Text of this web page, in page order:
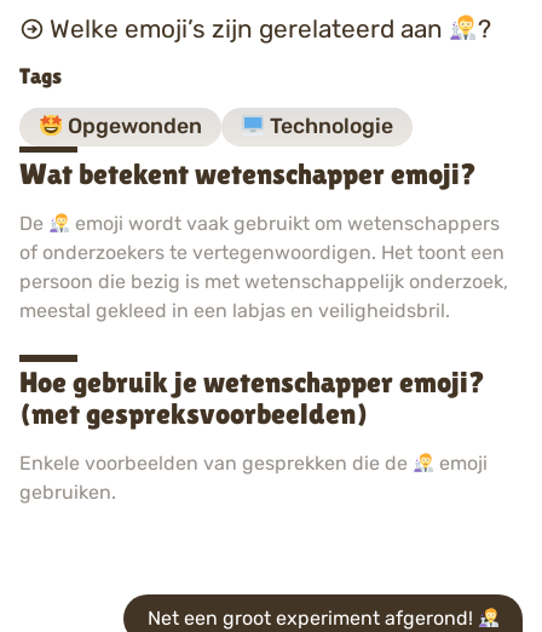
Welke emoji’s zijn gerelateerd aan
?
Tags
Opgewonden Technologie
Wat betekent wetenschapper emoji?
De
emoji wordt vaak gebruikt om wetenschappers
of onderzoekers te vertegenwoordigen. Het toont een
persoon die bezig is met wetenschappelijk onderzoek,
meestal gekleed in een labjas en veiligheidsbril.
Hoe gebruik je wetenschapper emoji?
(met gespreksvoorbeelden)
Enkele voorbeelden van gesprekken die de
emoji
gebruiken.
Net een groot experiment afgerond!